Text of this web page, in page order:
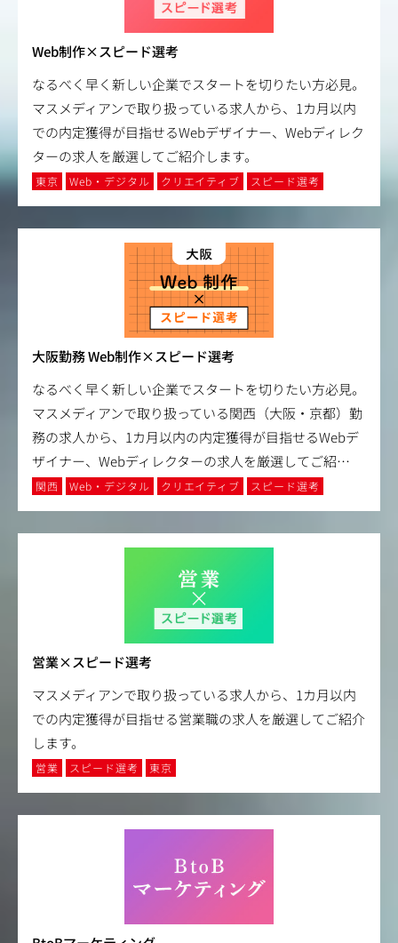
Web制作×スピード選考
なるべく早く新しい企業でスタートを切りたい方必見。
マスメディアンで取り扱っている求人から、1カ月以内
での内定獲得が目指せるWebデザイナー、Webディレク
ターの求人を厳選してご紹介します。
東京 Web・デジタル クリエイティブ スピード選考
大阪勤務 Web制作×スピード選考
なるべく早く新しい企業でスタートを切りたい方必見。
マスメディアンで取り扱っている関西（大阪・京都）勤
務の求人から、1カ月以内の内定獲得が目指せるWebデ
ザイナー、Webディレクターの求人を厳選してご紹…
関西 Web・デジタル クリエイティブ スピード選考
営業×スピード選考
マスメディアンで取り扱っている求人から、1カ月以内
での内定獲得が目指せる営業職の求人を厳選してご紹介
します。
営業 スピード選考 東京